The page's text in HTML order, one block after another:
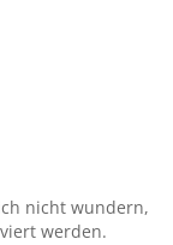
nicht wundern,
werden.